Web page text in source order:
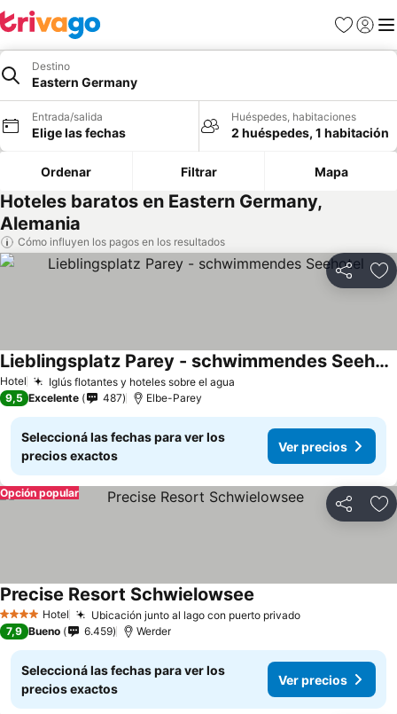
Favoritos
Iniciar
Destino
Eastern Germany
Entrada/salida
Elige las fechas
Huéspedes, habitaciones
2 huéspedes, 1 habitación
Ordenar Filtrar Mapa
Hoteles baratos en Eastern Germany,
Alemania
Cómo influyen los pagos en los resultados
Compartir
Hotel Iglús flotantes y hoteles sobre el agua
Lieblingsplatz Parey - schwimmendes Seehotel
9,5 Excelente 487 Elbe-Parey
Seleccioná las fechas para ver los
precios exactos
Ver precios
Compartir
Opción popular
4 EstrellasHotel Ubicación junto al lago con puerto privado
Precise Resort Schwielowsee
7,9 Bueno 6.459 Werder
Seleccioná las fechas para ver los
precios exactos
Ver precios